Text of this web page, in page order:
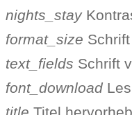
nights_stay
format_size
text_fields Schrift
font_download